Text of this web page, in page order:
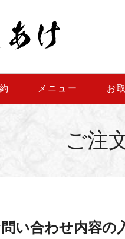
メニュー お
ご注
い合わせ内容の